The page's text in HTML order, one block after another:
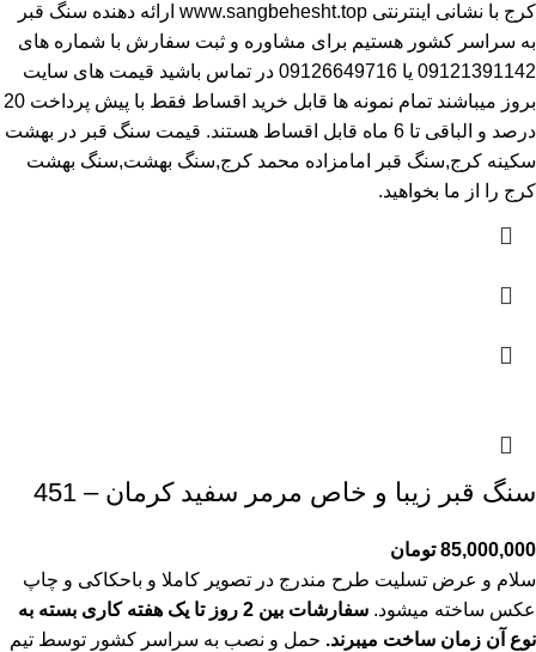
کرج با نشانی اینترنتی www.sangbehesht.top ارائه دهنده سنگ قبر
به سراسر کشور هستیم برای مشاوره و ثبت سفارش با شماره های
09121391142 یا 09126649716 در تماس باشید قیمت های سایت
بروز میباشند تمام نمونه ها قابل خرید اقساط فقط با پیش پرداخت 20
درصد و الباقی تا 6 ماه قابل اقساط هستند.
قیمت سنگ قبر در بهشت
سکینه کرج,سنگ قبر امامزاده محمد کرج,سنگ بهشت,سنگ بهشت
کرج را از ما بخواهید.
سنگ قبر زیبا و خاص مرمر سفید کرمان – 451
85,000,000 تومان
سلام و عرض تسلیت طرح مندرج در تصویر کاملا و باحکاکی و چاپ
عکس ساخته میشود.
سفارشات بین 2 روز تا یک هفته کاری بسته به
نوع آن زمان ساخت میبرند. حمل و نصب به سراسر کشور توسط تیم